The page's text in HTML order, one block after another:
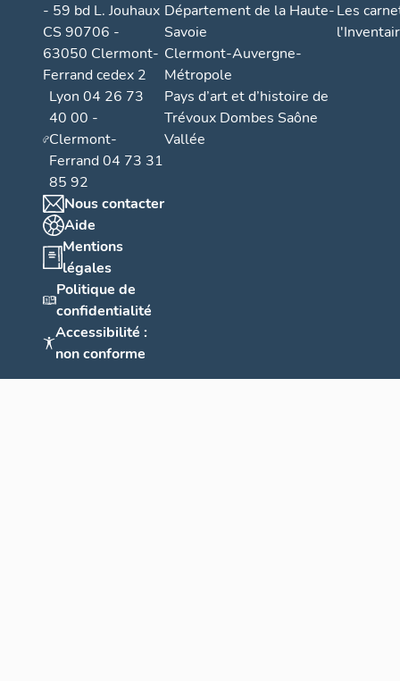
- 59 bd L. Jouhaux
CS 90706 -
63050 Clermont-
Ferrand cedex 2
Lyon 04 26 73
40 00 -
Clermont-
Ferrand 04 73 31
85 92
Nous contacter
Aide
Mentions
légales
Politique de
confidentialité
Accessibilité :
non conforme
Département de la Haute-
Savoie
Clermont-Auvergne-
Métropole
Pays d’art et d’histoire de
Trévoux Dombes Saône
Vallée
Les